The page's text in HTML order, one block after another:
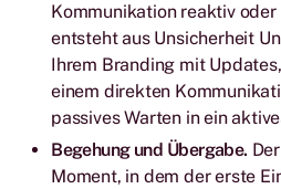
Kommunikation reaktiv
entsteht aus Unsicherheit
Ihrem Branding mit
einem direkten
passives Warten in ein
Begehung und Übergabe.
Moment, in dem der erste